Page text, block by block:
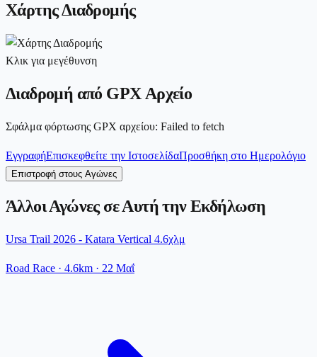
Χάρτης Διαδρομής
Κλικ για μεγέθυνση
Διαδρομή από GPX Αρχείο
Σφάλμα φόρτωσης GPX αρχείου: Failed to fetch
ΕγγραφήΕπισκεφθείτε την ΙστοσελίδαΠροσθήκη στο Ημερολόγιο
Επιστροφή στους Αγώνες
Άλλοι Αγώνες σε Αυτή την Εκδήλωση
Ursa Trail 2026 - Katara Vertical 4.6χλμ
Road Race · 4.6km · 22 Μαΐ